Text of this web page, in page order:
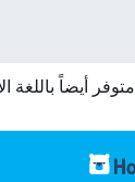
متوفر أيضاً باللغة